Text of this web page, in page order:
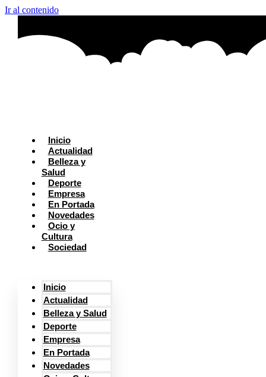
Ir al contenido
Inicio
Actualidad
Belleza y
Salud
Deporte
Empresa
En Portada
Novedades
Ocio y
Cultura
Sociedad
Inicio
Actualidad
Belleza y Salud
Deporte
Empresa
En Portada
Novedades